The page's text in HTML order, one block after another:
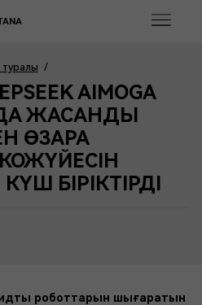
/
AIMOGA
ЖАСАНДЫ
ӨЗАРА
БІРІКТІРДІ
роботтарын шығаратын